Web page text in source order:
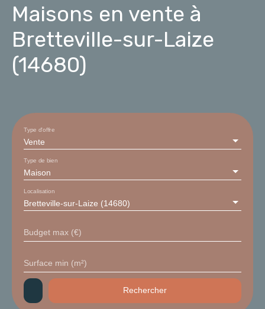
Maisons en vente à
Bretteville-sur-Laize
(14680)
Vente
Type d'offre
Maison
Type de bien
Bretteville-sur-Laize (14680)
Localisation
Budget max (€)
Surface min (m²)
Rechercher